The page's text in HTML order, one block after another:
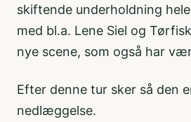
skiftende underholdning
med bl.a. Lene Siel og
nye scene, som også har
Efter denne tur sker så den
nedlæggelse.